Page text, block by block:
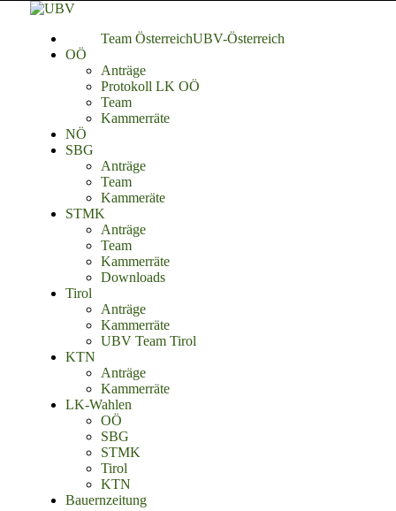
UBV-Österreich
Team Österreich
OÖ
Anträge
Protokoll LK OÖ
Team
Kammerräte
NÖ
SBG
Anträge
Team
Kammeräte
STMK
Anträge
Team
Kammerräte
Downloads
Tirol
Anträge
Kammerräte
UBV Team Tirol
KTN
Anträge
Kammerräte
LK-Wahlen
OÖ
SBG
STMK
Tirol
KTN
Bauernzeitung